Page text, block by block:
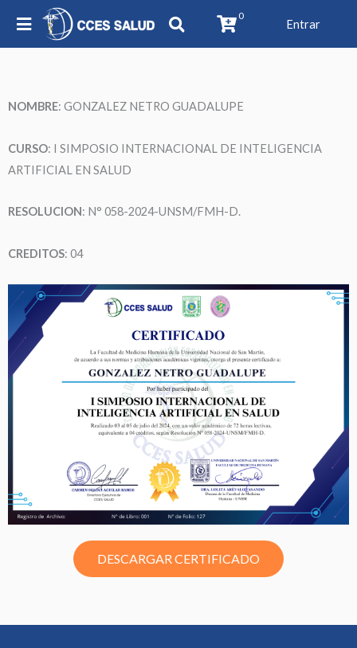
0
Entrar
NOMBRE: GONZALEZ NETRO GUADALUPE
CURSO: I SIMPOSIO INTERNACIONAL DE INTELIGENCIA
ARTIFICIAL EN SALUD
RESOLUCION: N° 058-2024-UNSM/FMH-D.
CREDITOS: 04
DESCARGAR CERTIFICADO